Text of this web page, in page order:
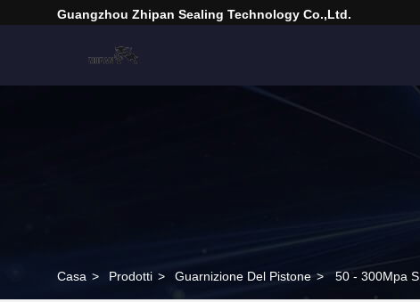
Guangzhou Zhipan Sealing Technology Co.,Ltd.
Casa > Prodotti > Guarnizione Del Pistone > 50 - 300Mpa